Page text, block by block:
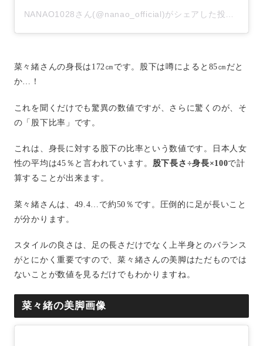
NANAO1028さん(@nanao_official)がシェアした投稿
菜々緒さんの身長は172㎝です。股下は噂によると85㎝だと
か…！
これを聞くだけでも驚異の数値ですが、さらに驚くのが、そ
の「股下比率」です。
これは、身長に対する股下の比率という数値です。日本人女
性の平均は45％と言われています。 股下長さ÷身長×100で計
算することが出来ます。
菜々緒さんは、49.4…で約50％です。圧倒的に足が長いこと
が分かります。
スタイルの良さは、足の長さだけでなく上半身とのバランス
がとにかく重要ですので、菜々緒さんの美脚はただものでは
ないことが数値を見るだけでもわかりますね。
菜々緒の美脚画像